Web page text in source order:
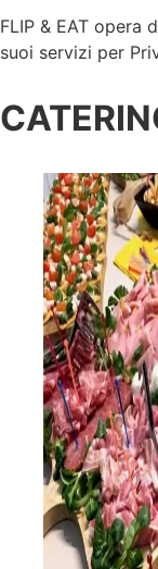
FLIP & EAT opera
suoi servizi per